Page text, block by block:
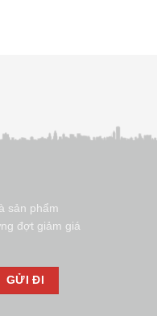
sản phẩm
đợt giảm giá